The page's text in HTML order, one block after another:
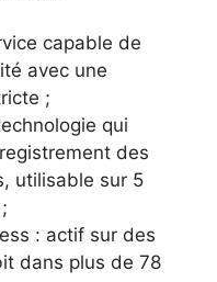
capable de
avec une
;
qui
des
utilisable sur 5
: actif sur des
dans plus de 78